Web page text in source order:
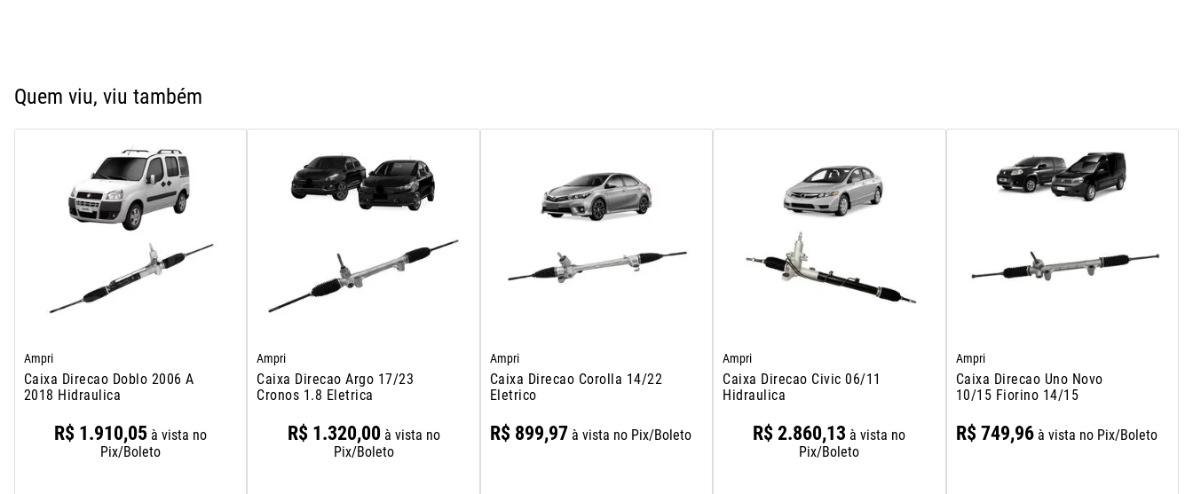
Quem viu, viu também
Ampri
Caixa Direcao Doblo 2006 A
2018 Hidraulica
R$ 1 .910,05 à vista no
Pix/Boleto
Ampri
Caixa Direcao Argo 17/23
Cronos 1.8 Eletrica
R$ 1 .320,00à vista no
Pix/Boleto
Ampri
Caixa Direcao Corolla 14/22
Eletrico
R$ 899,97 à vista no Pix/Boleto
Ampri
Caixa Direcao Civic 06/11
Hidraulica
R$ 2.860,13 à vista no
Pix/Boleto
Ampri
Caixa Direcao Uno Novo
10/15 Fiorino 14/15
R$ 749,96à vista no Pix/Boleto